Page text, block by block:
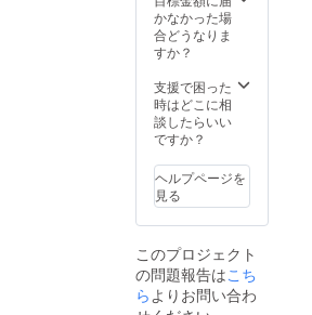
く限り
掲載、
みゆが
ワン
コーラ
ス(1番
なたへ
の応援
ソング
を作り
(歌入
り！) ☆
限定待
受画像
にてあ
なたの
お名前
ジット
に記載
・掲載
期間と
動画の
最後に
流れる
スタッ
ジット
と概要
欄に活
動が続
かなかった場
合どうなりま
すか？
支援で困った
時はどこに相
談したらいい
ですか？
ヘルプページを
見る
このプロジェクト
の問題報告はこち
らよりお問い合わ